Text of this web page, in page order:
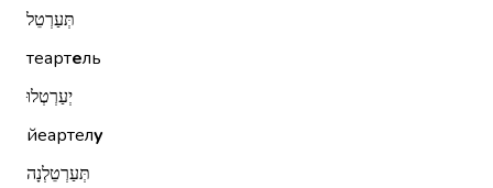
תְּעַרְטֵל
теартель
יְעַרְטְלוּ
йеартелу
תְּעַרְטֵלְנָה